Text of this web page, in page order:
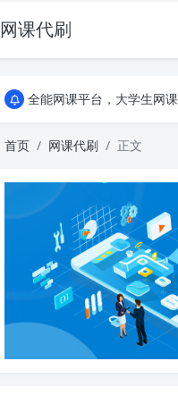
网课代刷
AI论文写作平台，根据真实
全能网课平台，大学生网
全能网课平台，大学生网
首页 网课代刷 正文